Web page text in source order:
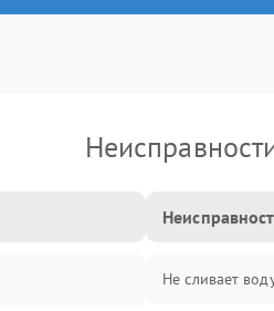
Не сливает